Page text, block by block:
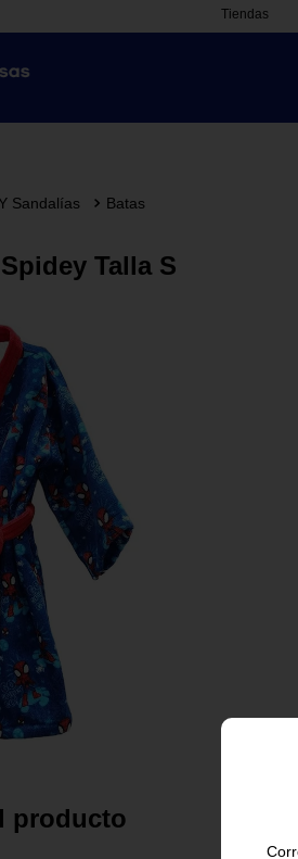
Tiendas
Sandalías Batas
Talla S
producto